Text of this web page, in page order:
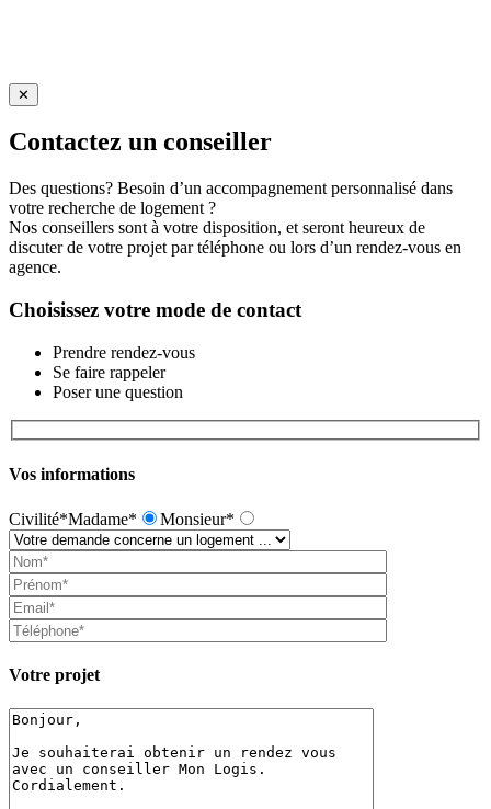
✕
Contactez un conseiller
Des questions? Besoin d’un accompagnement personnalisé dans
votre recherche de logement ?
Nos conseillers sont à votre disposition, et seront heureux de
discuter de votre projet par téléphone ou lors d’un rendez-vous en
agence.
Choisissez votre mode de contact
Prendre rendez-vous
Se faire rappeler
Poser une question
Vos informations
Civilité*Madame* Monsieur*
Votre projet